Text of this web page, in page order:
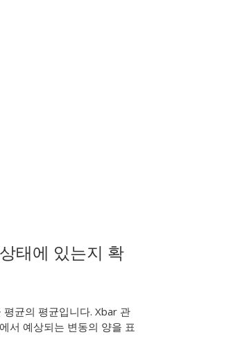
태에 있는지 확
균의 평균입니다. Xbar 관
서 예상되는 변동의 양을 표